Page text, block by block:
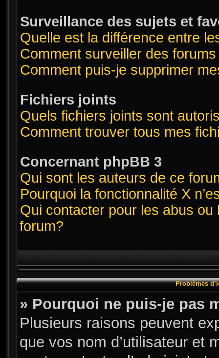
Surveillance des sujets et
Quelle est la différence entre
Comment surveiller des
Comment puis-je supprimer
Fichiers joints
Quels fichiers joints sont
Comment trouver tous mes
Concernant phpBB 3
Qui sont les auteurs de ce
Pourquoi la fonctionnalité X
Qui contacter pour les abus
forum?
Problèmes
» Pourquoi ne puis-je pas
Plusieurs raisons peuvent
que vos nom d’utilisateur et